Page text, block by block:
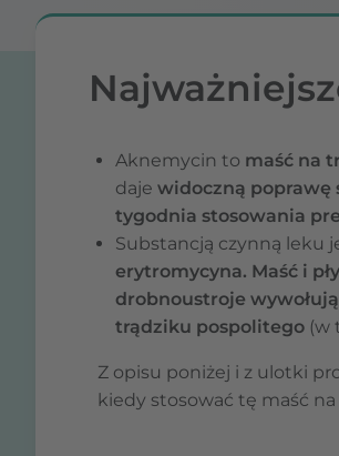
Aknemycin to maść na
daje widoczną poprawę
tygodnia stosowania
Substancją czynną leku
erytromycyna. Maść i
drobnoustroje
trądziku pospolitego (w
Z opisu poniżej i z ulotki
kiedy stosować tę maść